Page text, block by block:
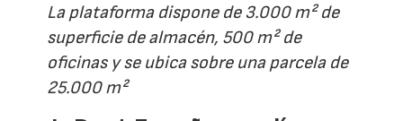
La plataforma dispone de 3.000 m² de
superficie de almacén, 500 m² de
oficinas y se ubica sobre una parcela de
25.000 m²